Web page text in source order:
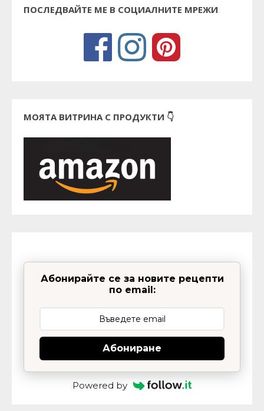
ПОСЛЕДВАЙТЕ МЕ В СОЦИАЛНИТЕ МРЕЖИ
МОЯТА ВИТРИНА С ПРОДУКТИ 👇
Абонирайте се за новите рецепти
по email:
Абониране
Powered by